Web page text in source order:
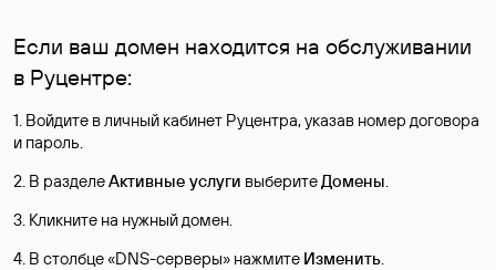
Если ваш домен находится на обслуживании
в Руцентре:
1. Войдите в личный кабинет Руцентра, указав номер договора
и пароль.
2. В разделеАктивные услуги выберите Домены
3. Кликните на нужный домен.
4. В столбце «DNS-серверы» нажмите Изменить